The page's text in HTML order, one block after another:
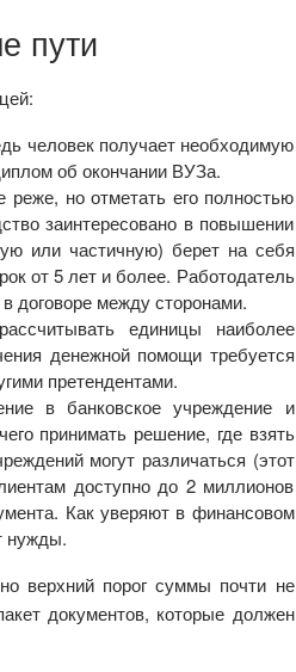
пути
человек получает необходимую
об окончании ВУЗа.
реже, но отметать его полностью
заинтересовано в повышении
или частичную) берет на себя
от 5 лет и более. Работодатель
договоре между сторонами.
единицы наиболее
денежной помощи требуется
претендентами.
в банковское учреждение и
принимать решение, где взять
могут различаться (этот
доступно до 2 миллионов
Как уверяют в финансовом
нужды.
верхний порог суммы почти не
документов, которые должен